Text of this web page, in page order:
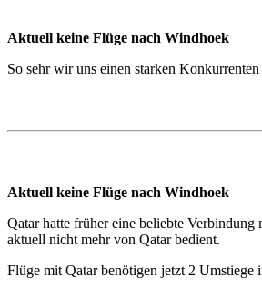
Aktuell keine Flüge nach Windhoek
So sehr wir uns einen starken
Aktuell keine Flüge nach Windhoek
Qatar hatte früher eine beliebte
aktuell nicht mehr von Qatar bedient.
Flüge mit Qatar benötigen jetzt 2